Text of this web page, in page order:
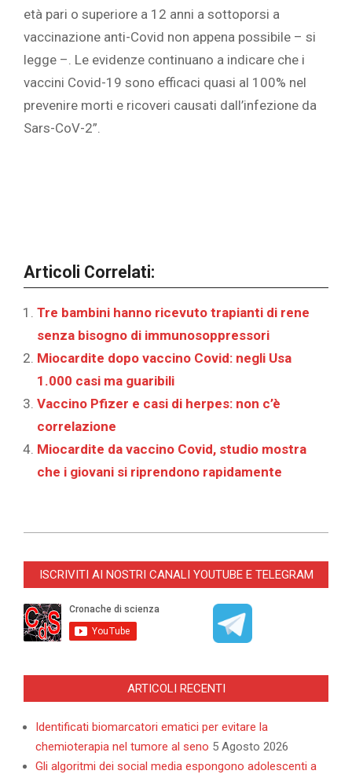
età pari o superiore a 12 anni a sottoporsi a
vaccinazione anti-Covid non appena possibile – si
legge –. Le evidenze continuano a indicare che i
vaccini Covid-19 sono efficaci quasi al 100% nel
prevenire morti e ricoveri causati dall’infezione da
Sars-CoV-2”.
Articoli Correlati:
‎Tre bambini hanno ricevuto trapianti di rene
senza bisogno di immunosoppressori‎
Miocardite dopo vaccino Covid: negli Usa
1.000 casi ma guaribili
Vaccino Pfizer e casi di herpes: non c’è
correlazione
Miocardite da vaccino Covid, studio mostra
che i giovani si riprendono rapidamente
06-
ISCRIVITI AI NOSTRI CANALI YOUTUBE E TELEGRAM
ARTICOLI RECENTI
Identificati biomarcatori ematici per evitare la
chemioterapia nel tumore al seno 5 Agosto 2026
Gli algoritmi dei social media espongono adolescenti a